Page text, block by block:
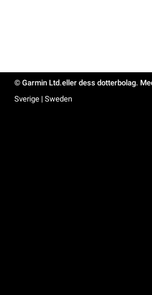
© Garmin Ltd.eller dess dotterbolag.
Sverige | Sweden